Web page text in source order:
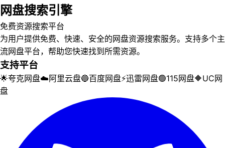
网盘搜索引擎
免费资源搜索平台
为用户提供免费、快速、安全的网盘资源搜索服务。支持多个主
流网盘平台，帮助您快速找到所需资源。
支持平台
🌟夸克网盘☁️阿里云盘🔵百度网盘⚡迅雷网盘🟢115网盘🔶UC网
盘